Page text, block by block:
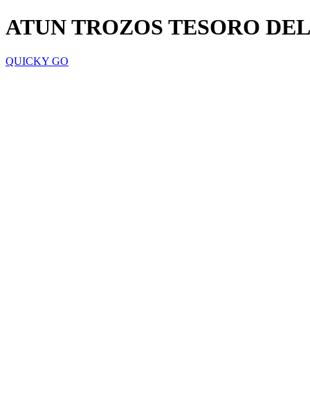
ATUN TROZOS TESORO
QUICKY GO